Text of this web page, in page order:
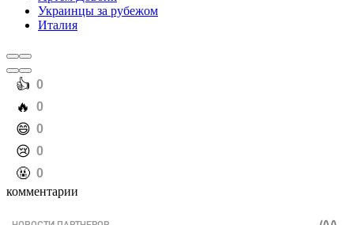
Украинцы за рубежом
Италия
️👍 0
️🔥 0
️😄 0
️😢 0
️🤬 0
комментарии